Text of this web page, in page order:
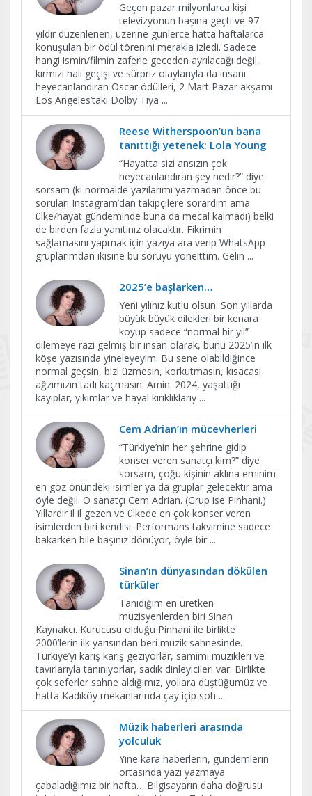
Geçen pazar milyonlarca kişi
televizyonun başına geçti ve 97
yıldır düzenlenen, üzerine günlerce hatta haftalarca
konuşulan bir ödül törenini merakla izledi. Sadece
hangi ismin/filmin zaferle geceden ayrılacağı değil,
kırmızı halı geçişi ve sürpriz olaylarıyla da insanı
heyecanlandıran Oscar ödülleri, 2 Mart Pazar akşamı
Los Angeles’taki Dolby Tiya ...
Reese Witherspoon’un bana
tanıttığı yetenek: Lola Young
“Hayatta sizi ansızın çok
heyecanlandıran şey nedir?” diye
sorsam (ki normalde yazılarımı yazmadan önce bu
soruları Instagram’dan takipçilere sorardım ama
ülke/hayat gündeminde buna da mecal kalmadı) belki
de birden fazla yanıtınız olacaktır. Fikrimin
sağlamasını yapmak için yazıya ara verip WhatsApp
gruplarımdan ikisine bu soruyu yönelttim. Gelin ...
2025’e başlarken…
Yeni yılınız kutlu olsun. Son yıllarda
büyük büyük dilekleri bir kenara
koyup sadece “normal bir yıl”
dilemeye razı gelmiş bir insan olarak, bunu 2025’in ilk
köşe yazısında yineleyeyim: Bu sene olabildiğince
normal geçsin, bizi üzmesin, korkutmasın, kısacası
ağzımızın tadı kaçmasın. Amin. 2024, yaşattığı
kayıplar, yıkımlar ve hayal kırıklıklarıy ...
Cem Adrian’ın mücevherleri
“Türkiye’nin her şehrine gidip
konser veren sanatçı kim?” diye
sorsam, çoğu kişinin aklına eminim
en göz önündeki isimler ya da gruplar gelecektir ama
öyle değil. O sanatçı Cem Adrian. (Grup ise Pinhani.)
Yıllardır il il gezen ve ülkede en çok konser veren
isimlerden biri kendisi. Performans takvimine sadece
bakarken bile başınız dönüyor, öyle bir ...
Sinan’ın dünyasından dökülen
türküler
Tanıdığım en üretken
müzisyenlerden biri Sinan
Kaynakcı. Kurucusu olduğu Pinhani ile birlikte
2000’lerin ilk yarısından beri müzik sahnesinde.
Türkiye’yi karış karış geziyorlar, samimi müzikleri ve
tavırlarıyla tanınıyorlar, sadık dinleyicileri var. Birlikte
çok seferler sahne aldığımız, yollara düştüğümüz ve
hatta Kadıköy mekanlarında çay içip soh ...
Müzik haberleri arasında
yolculuk
Yine kara haberlerin, gündemlerin
ortasında yazı yazmaya
çabaladığımız bir hafta… Bilgisayarın daha doğrusu